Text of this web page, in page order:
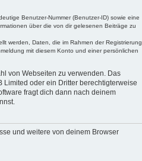
Benutzer-Nummer (Benutzer-ID) sowie eine
über die von dir gelesenen Beiträge zu
werden, Daten, die im Rahmen der Registrierung
mit diesem Konto und einer persönlichen
von Webseiten zu verwenden. Das
Limited oder ein Dritter berechtigterweise
fragt dich dann nach deinem
und weitere von deinem Browser